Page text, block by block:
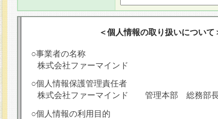
＜個人情報の取り扱いについて
○事業者の名称
株式会社ファーマインド
○個人情報保護管理責任者
株式会社ファーマインド 管理本部 総務部
○個人情報の利用目的